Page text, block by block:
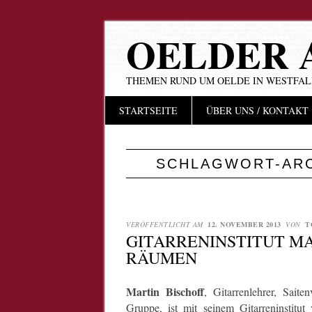
OELDER
THEMEN RUND UM OELDE IN
Hauptmenü
InhaltSTARTSEITE ÜBER UNS / KONTAKT
SCHLAGWORT-
VERÖFFENTLICHT AM 12. NOVEMBER 2013 VON
GITARRENINSTITUT
RÄUMEN
Martin Bischoff, Gitarrenlehrer,
Gruppe, ist mit seinem